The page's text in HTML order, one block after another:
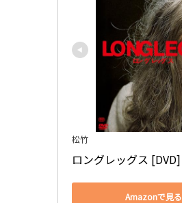
松竹
ロングレッグス [DVD]
Amazonで見る